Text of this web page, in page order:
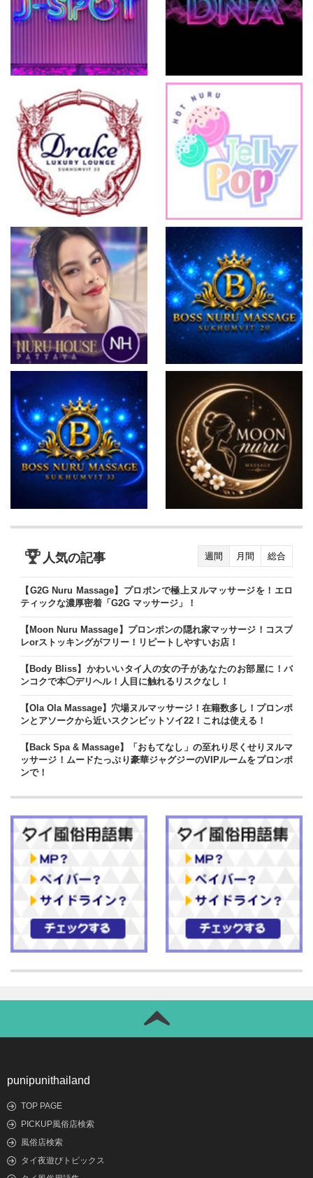
人気の記事 週間 月間 総合
【G2G Nuru Massage】プロポンで極上ヌルマッサージを！エロ
ティックな濃厚密着「G2G マッサージ」！
【Moon Nuru Massage】プロンポンの隠れ家マッサージ！コスプ
レorストッキングがフリー！リピートしやすいお店！
【Body Bliss】かわいいタイ人の女の子があなたのお部屋に！バ
ンコクで本◯デリヘル！人目に触れるリスクなし！
【Ola Ola Massage】穴場ヌルマッサージ！在籍数多し！プロンポ
ンとアソークから近いスクンビットソイ22！これは使える！
【Back Spa & Massage】「おもてなし」の至れり尽くせりヌルマ
ッサージ！ムードたっぷり豪華ジャグジーのVIPルームをプロンポ
ンで！
punipunithailand
TOP PAGE
PICKUP風俗店検索
風俗店検索
タイ夜遊びトピックス